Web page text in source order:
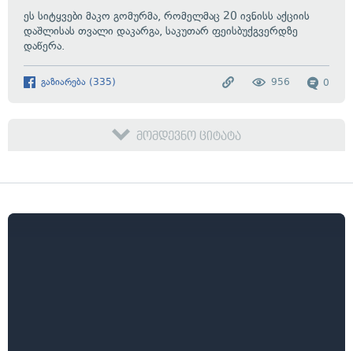
ეს სიტყვები მაკო გომურმა, რომელმაც 20 ივნისს აქციის
დაშლისას თვალი დაკარგა, საკუთარ ფეისბუქგვერდზე
დაწერა.
გაზიარება (335) 0
956
მომდევნო ციტატა